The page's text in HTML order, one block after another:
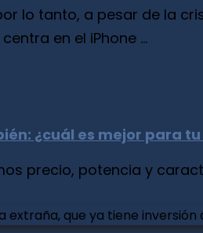
lo tanto, a pesar de la
en el iPhone ...
¿cuál es mejor para
precio, potencia y